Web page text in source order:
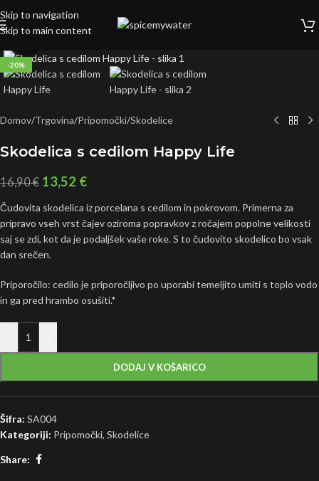
Skip to navigation
Skip to main content
-20%
Domov/Trgovina/Pripomočki/Skodelice
Skodelica s cedilom Happy Life
16,90€ 13,52 €
Čudovita skodelica iz porcelana s cedilom in pokrovom. Primerna za
pripravo vseh vrst čajev oziroma popravkov z ročajem popolne velikosti
saj se zdi, kot da je podaljšek vaše roke. S to čudovito skodelico bo vsak
dan srečen.
Priporočilo: cedilo je priporočljivo po uporabi temeljito umiti s toplo vodo
in ga pred hrambo osušiti.*
DODAJ V KOŠARICO
Šifra: SA004
Kategoriji: Pripomočki, Skodelice
Share: